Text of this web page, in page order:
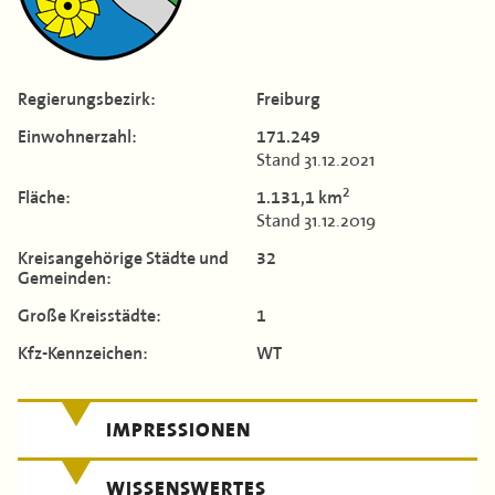
Kontakt
Partner
43. Landkreisversammlung
Verbandsgeschichte
Flächen & Einwohner
TERMINE
MITGLIEDERBEREICH
Landkreis Böblingen
Landkreis Calw
Landkreis Emmendingen
Landkreis Esslingen
Landkreis Freudenstadt
Landkreis Göppingen
Landkreis Heidenheim
Landkreis Heilbronn
Regierungs­bezirk:
Freiburg
Einwohner­zahl:
171.249
Stand 31.12.2021
Fläche: 1.131,1 km2
Stand 31.12.2019
Kreis­angehörige Städte und
Gemeinden:
32
Große Kreis­städte:
1
Kfz-Kennzeichen:
WT
IMPRESSIONEN
WISSENSWERTES